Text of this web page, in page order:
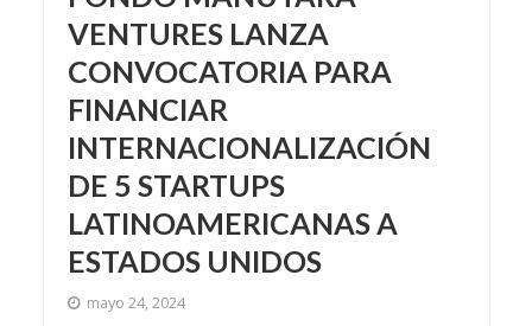
VENTURES LANZA
CONVOCATORIA PARA
FINANCIAR
INTERNACIONALIZACIÓN
DE 5 STARTUPS
LATINOAMERICANAS A
ESTADOS UNIDOS
mayo 24, 2024